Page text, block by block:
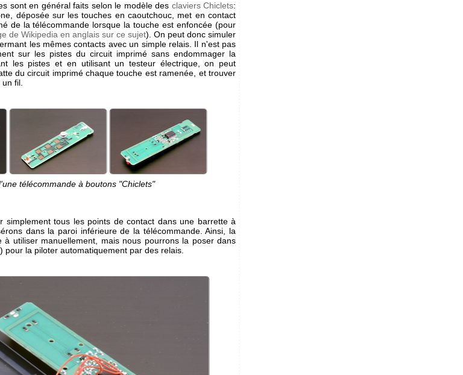
sont en général faits selon le modèle des claviers Chiclets:
déposée sur les touches en caoutchouc, met en contact
de la télécommande lorsque la touche est enfoncée (pour
de Wikipedia en anglais sur ce sujet). On peut donc simuler
les mêmes contacts avec un simple relais. Il n'est pas
sur les pistes du circuit imprimé sans endommager la
les pistes et en utilisant un testeur électrique, on peut
du circuit imprimé chaque touche est ramenée, et trouver
fil.
télécommande à boutons "Chiclets"
simplement tous les points de contact dans une barrette à
dans la paroi inférieure de la télécommande. Ainsi, la
à utiliser manuellement, mais nous pourrons la poser dans
pour la piloter automatiquement par des relais.